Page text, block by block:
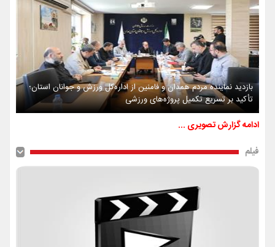
بازدید نماینده مردم همدان و فامنین از اداره‌کل ورزش و جوانان استان؛
تأکید بر تسریع تکمیل پروژه‌های ورزشی
ادامه گزارش تصویری ...
فیلم